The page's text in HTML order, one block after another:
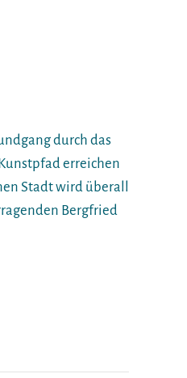
durch das
erreichen
Stadt wird überall
Bergfried